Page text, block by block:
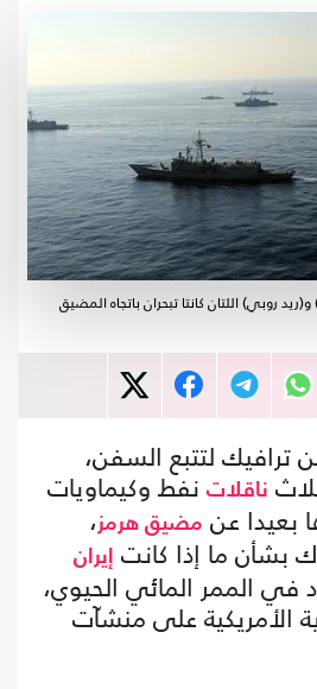
روبي) اللتان كانتا تبحران باتجاه المضيق
ترافيك لتتبع السفن،
ناقلات نفط وكيماويات
بعيدا عن مضيق هرمز ،
بشأن ما إذا كانت
إيران
في الممر المائي الحيوي،
الأمريكية على منشآت